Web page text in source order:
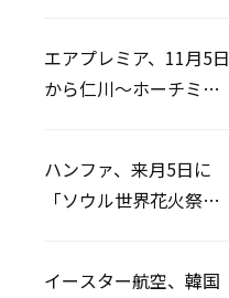
エアプレミア、11月5日
から仁川〜ホーチミン
ハンファ、来月5日に
「ソウル世界花火祭り
イースター航空、韓国